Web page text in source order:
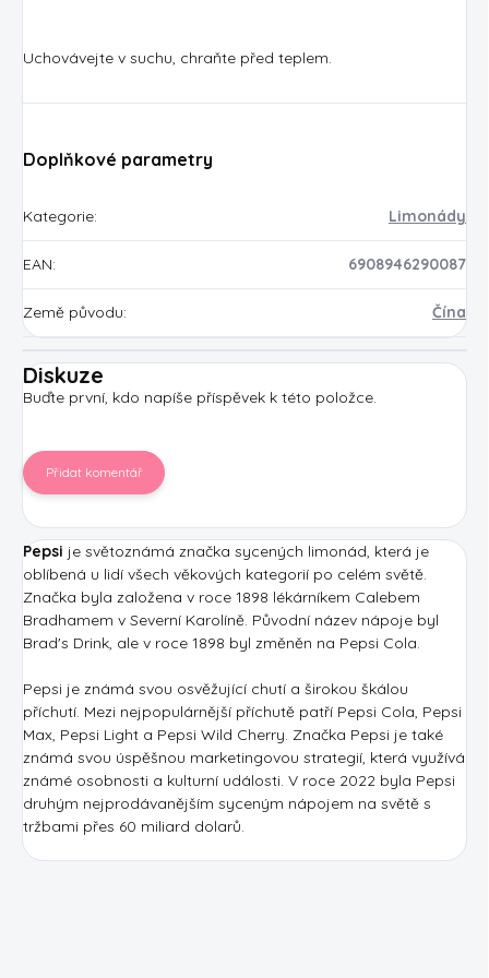
Uchovávejte v suchu, chraňte před teplem.
Doplňkové parametry
Kategorie: Limonády
EAN: 6908946290087
Země původu: Čína
Diskuze
Buďte první, kdo napíše příspěvek k této položce.
Přidat komentář
Pepsi je světoznámá značka sycených limonád, která je
oblíbená u lidí všech věkových kategorií po celém světě.
Značka byla založena v roce 1898 lékárníkem Calebem
Bradhamem v Severní Karolíně. Původní název nápoje byl
Brad's Drink, ale v roce 1898 byl změněn na Pepsi Cola.
Pepsi je známá svou osvěžující chutí a širokou škálou
příchutí. Mezi nejpopulárnější příchutě patří Pepsi Cola, Pepsi
Max, Pepsi Light a Pepsi Wild Cherry. Značka Pepsi je také
známá svou úspěšnou marketingovou strategií, která využívá
známé osobnosti a kulturní události. V roce 2022 byla Pepsi
druhým nejprodávanějším syceným nápojem na světě s
tržbami přes 60 miliard dolarů.